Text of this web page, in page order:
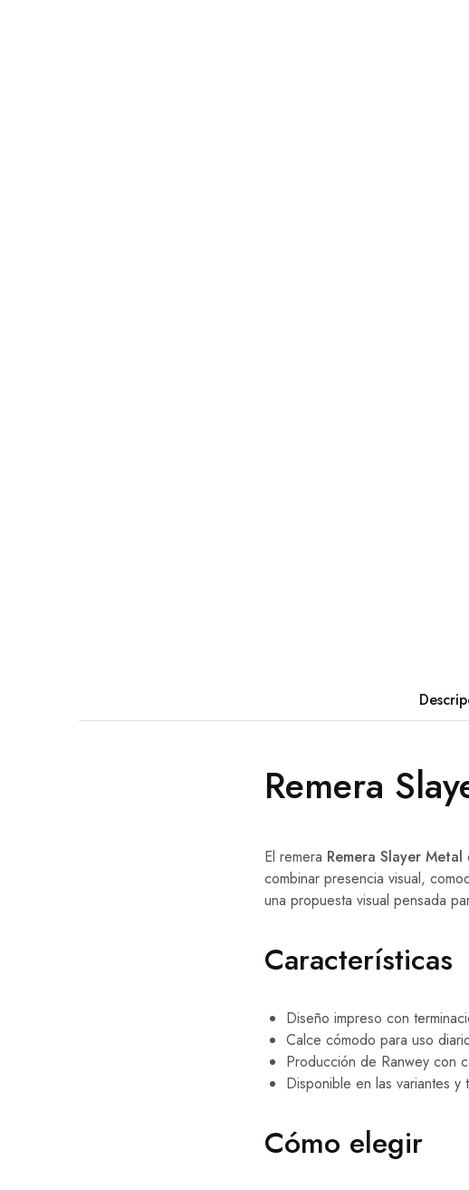
Remera
El remera Remera Slayer Metal
combinar presencia visual,
una propuesta visual pensada
Características
Diseño impreso con
Calce cómodo para uso
Producción de Ranwey con
Disponible en las variantes
Cómo elegir